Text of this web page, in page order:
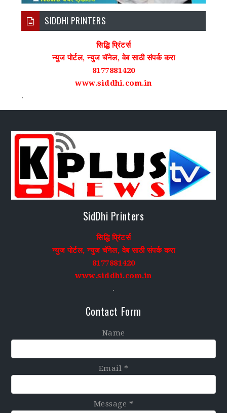
SIDDHI PRINTERS
सिद्धि प्रिंटर्स
न्युज पोर्टल, न्युज चॅनेल, वेब साठी संपर्क करा
8177881420
www.siddhi.com.in
.
SidDhi Printers
सिद्धि प्रिंटर्स
न्युज पोर्टल, न्युज चॅनेल, वेब साठी संपर्क करा
8177881420
www.siddhi.com.in
.
Contact Form
Name
Email *
Message *